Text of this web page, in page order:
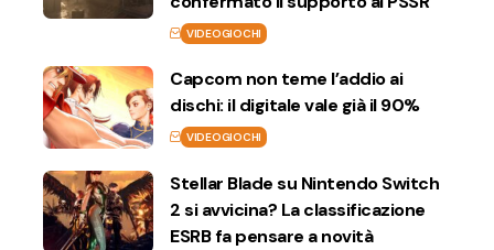
VIDEOGIOCHI
Capcom non teme l’addio ai
dischi: il digitale vale già il 90%
VIDEOGIOCHI
Stellar Blade su Nintendo Switch
2 si avvicina? La classificazione
ESRB fa pensare a novità